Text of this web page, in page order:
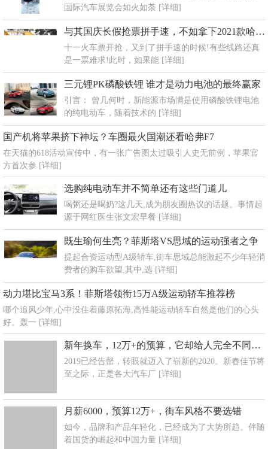
国际汽车展览会如火如荼 [详细]
与其国庆长假抢票拼手速，不如拿下2021款哈弗F7x逍遥游？
十一火车票开抢，又到了拼手速的时候!有些线路还真
是一票难求!此时，如果能 [详细]
三元锂PK磷酸铁锂 谁才是动力电池的最终赢家
引言： 曾几何时，新能源市场满是使用磷酸铁锂电池
的纯电动车，随着技术的 [详细]
国产机将苹果挤下神坛？车圈最火国潮还看哈弗F7
在天猫的618活动宣传中，有一张广告图太过吸引人史无前例，苹果官
方首次参 [详细]
选购纯电动车并不简单还有这些门道儿
喝粥还是喝奶?这几天,成为朋友圈热议的话题。事情起
源于网红医生张文宏早餐 [详细]
既生瑜何生亮？菲斯塔VS思域的运动强者之争
提起合资运动型A级轿车,街车思域总能激起不少年轻消
费者的购车欲望,其中,选 [详细]
动力堪比宝马3系！菲斯塔领衔15万A级运动轿车推荐榜
哪个追风少年,心中没住着藤原拓海,高性能运动轿车自然是他们的心头
好。轰一 [详细]
新年换车，12万+的预算，它却给人完全不同的享受？
2019已经告罄，转眼就迈入了崭新的2020。新春佳节将
至之际，正是各大汽车厂 [详细]
月薪6000，预算12万+，街车风格不要选错
如今，品牌和产品年轻化，已经成为了大势所趋。伴随
着国货的崛起和中国力量 [详细]